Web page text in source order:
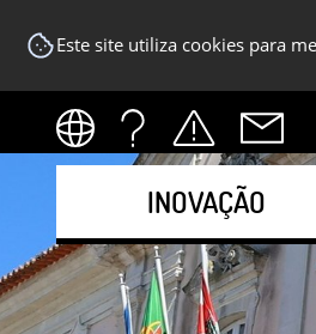
Este site utiliza cookies para
INOVAÇÃO